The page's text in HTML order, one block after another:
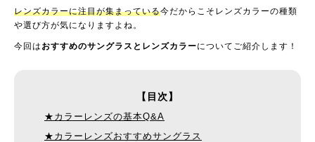
レンズカラーに注目が集まっている今だからこそレンズカラーの種類
や選び方が気になりますよね。
今回は おすすめのサングラスとレンズカラーについてご紹介します！
【目次】
★カラーレンズの基本Q&A
★カラーレンズおすすめサングラス